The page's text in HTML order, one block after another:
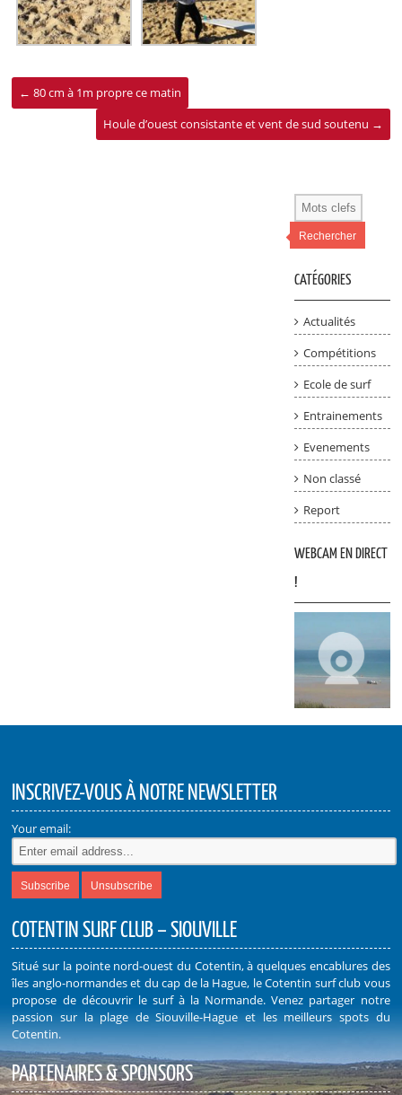
← 80 cm à 1m propre ce matin
Houle d’ouest consistante et vent de sud soutenu →
Rechercher
CATÉGORIES
Actualités
Compétitions
Ecole de surf
Entrainements
Evenements
Non classé
Report
WEBCAM EN DIRECT
!
INSCRIVEZ-VOUS À NOTRE NEWSLETTER
Your email:
COTENTIN SURF CLUB – SIOUVILLE
Situé sur la pointe nord-ouest du Cotentin, à quelques encablures des
îles anglo-normandes et du cap de la Hague, le Cotentin surf club vous
propose de découvrir le surf à la Normande. Venez partager notre
passion sur la plage de Siouville-Hague et les meilleurs spots du
Cotentin.
PARTENAIRES & SPONSORS